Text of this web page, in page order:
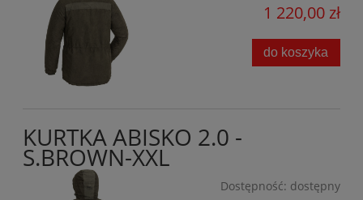
1 220,00 zł
do koszyka
KURTKA ABISKO 2.0 -
S.BROWN-XXL
Dostępność: dostępny